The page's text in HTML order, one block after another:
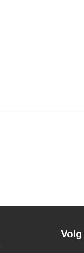
Volg